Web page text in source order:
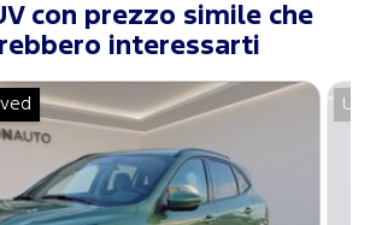
con prezzo simile che
interessarti